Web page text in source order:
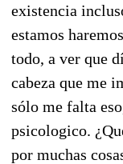
existencia
estamos
todo, a ver que
cabeza que me
sólo me falta
psicologico.
por muchas